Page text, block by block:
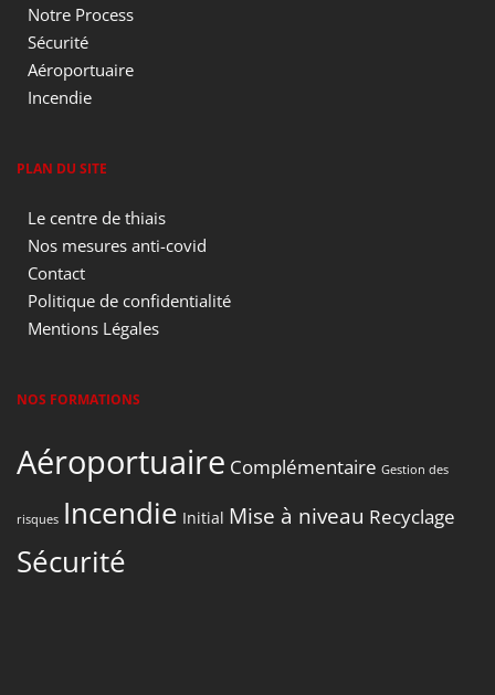
Notre Process
Sécurité
Aéroportuaire
Incendie
PLAN DU SITE
Le centre de thiais
Nos mesures anti-covid
Contact
Politique de confidentialité
Mentions Légales
NOS FORMATIONS
Aéroportuaire Complémentaire Gestion des
risques Incendie Initial Mise à niveau Recyclage
Sécurité